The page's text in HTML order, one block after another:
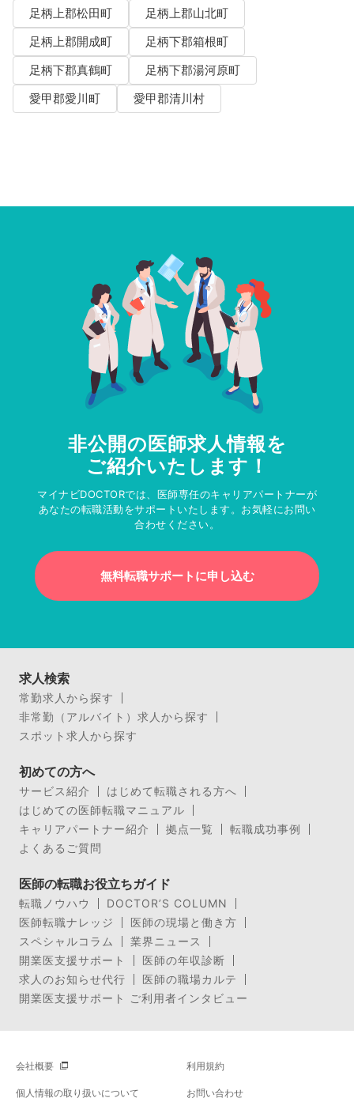
足柄上郡松田町
足柄上郡山北町
足柄上郡開成町
足柄下郡箱根町
足柄下郡真鶴町
足柄下郡湯河原町
愛甲郡愛川町
愛甲郡清川村
非公開の医師求人情報を
ご紹介いたします！
マイナビDOCTORでは、医師専任のキャリアパートナーが
あなたの転職活動をサポートいたします。お気軽にお問い
合わせください。
無料転職サポートに申し込む
求人検索
常勤求人から探す
非常勤（アルバイト）求人から探す
スポット求人から探す
初めての方へ
サービス紹介
はじめて転職される方へ
はじめての医師転職マニュアル
キャリアパートナー紹介
拠点一覧
転職成功事例
よくあるご質問
医師の転職お役立ちガイド
転職ノウハウ
DOCTOR’S COLUMN
医師転職ナレッジ
医師の現場と働き方
スペシャルコラム
業界ニュース
開業医支援サポート
医師の年収診断
求人のお知らせ代行
医師の職場カルテ
開業医支援サポート ご利用者インタビュー
会社概要 利用規約
個人情報の取り扱いについて お問い合わせ